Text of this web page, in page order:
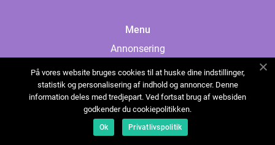
Menu
Annonsering
Cookies
Kontakta oss
Sitemap
På vores website bruges cookies til at huske dine indstillinger,
statistik og personalisering af indhold og annoncer. Denne
information deles med tredjepart. Ved fortsat brug af websiden
godkender du cookiepolitikken.
Ok Privatlivspolitik